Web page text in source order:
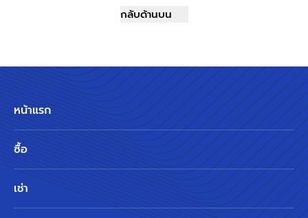
กลับด้านบน
หน้าแรก
ซื้อ
เช่า